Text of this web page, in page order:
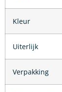
Kleur
Uiterlijk
Verpakking